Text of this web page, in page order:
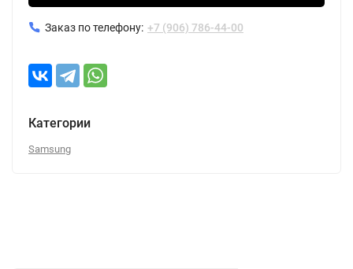
Заказ по телефону: +7 (906) 786-44-00
Категории
Samsung